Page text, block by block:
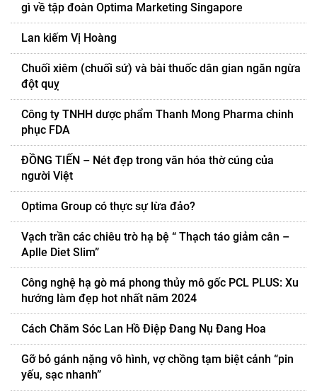
gì về tập đoàn Optima Marketing Singapore
Lan kiếm Vị Hoàng
Chuối xiêm (chuối sứ) và bài thuốc dân gian ngăn ngừa
đột quỵ
Công ty TNHH dược phẩm Thanh Mong Pharma chinh
phục FDA
ĐỒNG TIẾN – Nét đẹp trong văn hóa thờ cúng của
người Việt
Optima Group có thực sự lừa đảo?
Vạch trần các chiêu trò hạ bệ “ Thạch táo giảm cân –
Aplle Diet Slim”
Công nghệ hạ gò má phong thủy mô gốc PCL PLUS: Xu
hướng làm đẹp hot nhất năm 2024
Cách Chăm Sóc Lan Hồ Điệp Đang Nụ Đang Hoa
Gỡ bỏ gánh nặng vô hình, vợ chồng tạm biệt cảnh “pin
yếu, sạc nhanh”